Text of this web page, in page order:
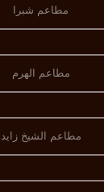
مطاعم شبرا
مطاعم الهرم
مطاعم الشيخ زايد